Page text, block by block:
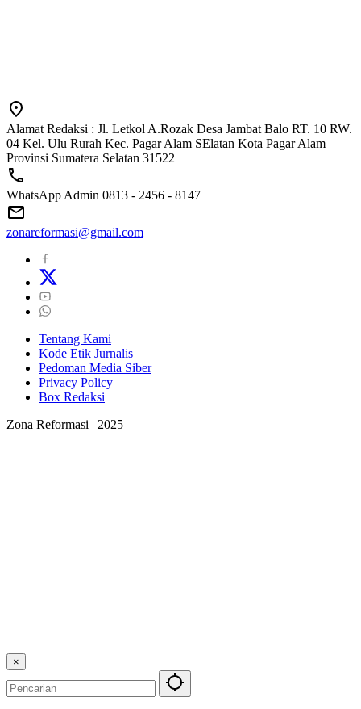
Alamat Redaksi : Jl. Letkol A.Rozak Desa Jambat Balo RT. 10 RW.
04 Kel. Ulu Rurah Kec. Pagar Alam SElatan Kota Pagar Alam
Provinsi Sumatera Selatan 31522
WhatsApp Admin 0813 - 2456 - 8147
zonareformasi@gmail.com
Tentang Kami
Kode Etik Jurnalis
Pedoman Media Siber
Privacy Policy
Box Redaksi
Zona Reformasi | 2025
×